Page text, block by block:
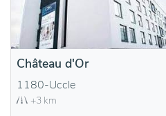
Château d'Or
1180-Uccle
+3 km